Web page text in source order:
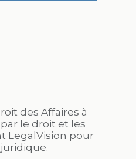
des Affaires à
le droit et les
LegalVision pour